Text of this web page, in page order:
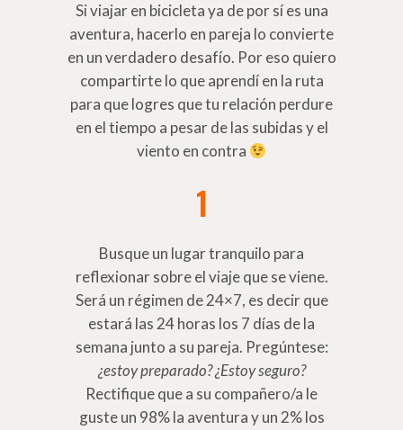
Si viajar en bicicleta ya de por sí es una
aventura, hacerlo en pareja lo convierte
en un verdadero desafío. Por eso quiero
compartirte lo que aprendí en la ruta
para que logres que tu relación perdure
en el tiempo a pesar de las subidas y el
viento en contra
1
Busque un lugar tranquilo para
reflexionar sobre el viaje que se viene.
Será un régimen de 24×7, es decir que
estará las 24 horas los 7 días de la
semana junto a su pareja. Pregúntese:
¿estoy preparado? ¿Estoy seguro?
Rectifique que a su compañero/a le
guste un 98% la aventura y un 2% los